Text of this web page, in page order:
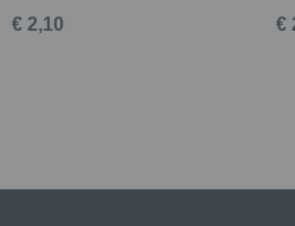
€ 2,10 €